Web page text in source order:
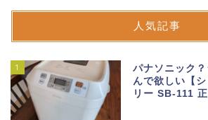
人気記事
1
パナソニック
んで欲しい【
リー SB-111 正